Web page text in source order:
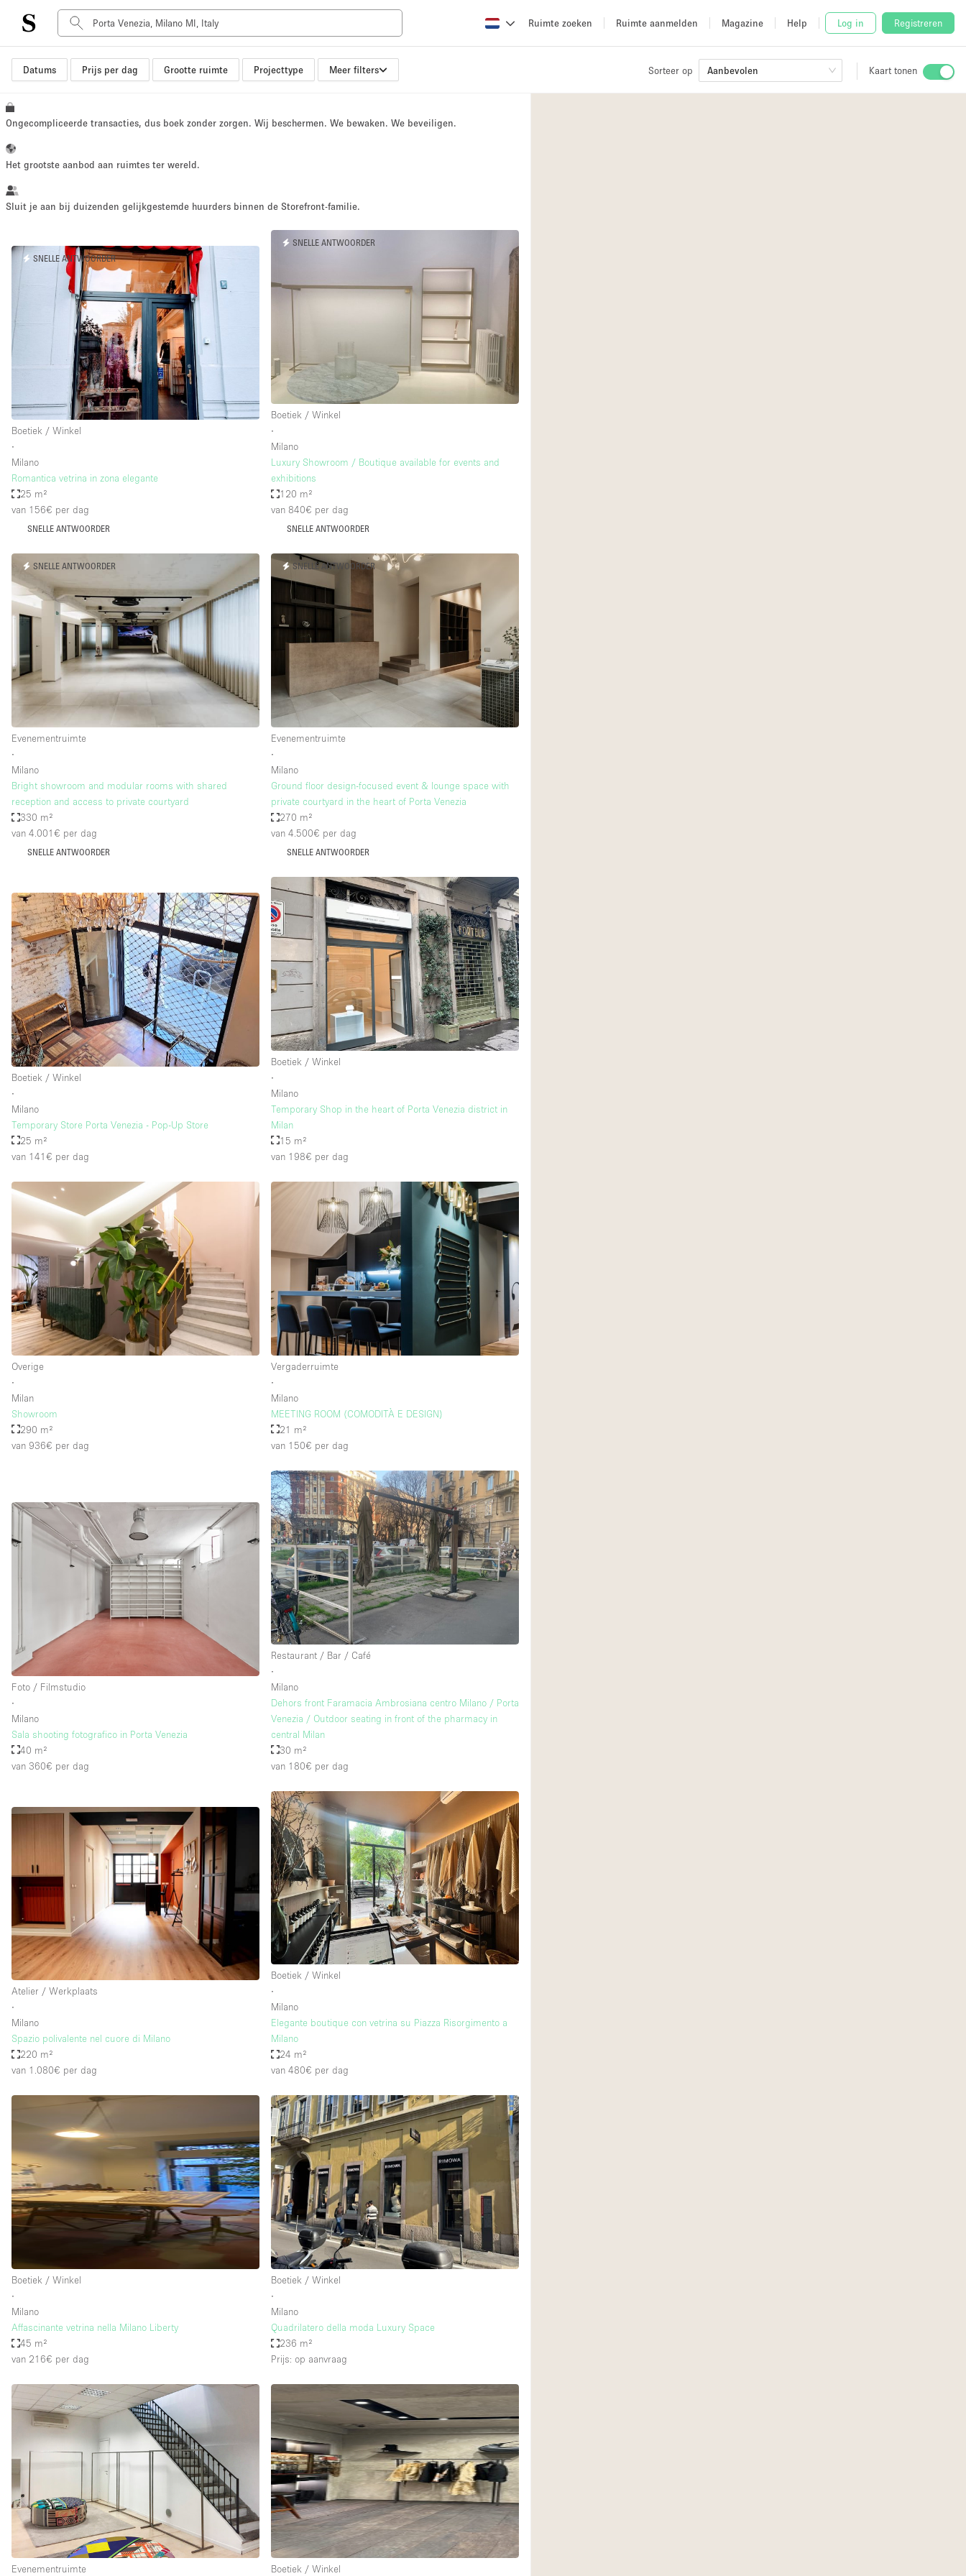
Ruimte zoeken Ruimte aanmelden Magazine Help Log in Registreren
Datums Prijs per dag Grootte ruimte Projecttype Meer filters Sorteer op Aanbevolen Kaart tonen
Type ruimte Advertentieruimte
Boot
Kantoorruimte
Kraampje / Marktkraam
Markt / Festival
Overige
Salon
Vergaderruimte
Winkel delen
Audio- en videoapparatuur
Concierge
Elektriciteit
Grote entree
Industrieel
Kantoorbenodigdheden
Kledingrek
Lift
Privé-parkeerplaats
Schitterend uitzicht
Tuin
Verwarming
Water Access
Verdieping/Toegang: Souterrain
Begane grond straatkant
Terras
Ongecompliceerde transacties, dus boek zonder zorgen. Wij beschermen. We bewaken. We beveiligen.
Het grootste aanbod aan ruimtes ter wereld.
Sluit je aan bij duizenden gelijkgestemde huurders binnen de Storefront-familie.
SNELLE ANTWOORDER
Boetiek / Winkel
∙
Milano
Romantica vetrina in zona elegante
25 m²
van 156€ per dag
SNELLE ANTWOORDER
SNELLE ANTWOORDER
Boetiek / Winkel
∙
Milano
Luxury Showroom / Boutique available for events and
exhibitions
120 m²
van 840€ per dag
SNELLE ANTWOORDER
SNELLE ANTWOORDER
Evenementruimte
∙
Milano
Bright showroom and modular rooms with shared
reception and access to private courtyard
330 m²
van 4.001€ per dag
SNELLE ANTWOORDER
SNELLE ANTWOORDER
Evenementruimte
∙
Milano
Ground floor design-focused event & lounge space with
private courtyard in the heart of Porta Venezia
270 m²
van 4.500€ per dag
SNELLE ANTWOORDER
Boetiek / Winkel
∙
Milano
Temporary Store Porta Venezia - Pop-Up Store
25 m²
van 141€ per dag
Boetiek / Winkel
∙
Milano
Temporary Shop in the heart of Porta Venezia district in
Milan
15 m²
van 198€ per dag
Overige
∙
Milan
Showroom
290 m²
van 936€ per dag
Vergaderruimte
∙
Milano
MEETING ROOM (COMODITÀ E DESIGN)
21 m²
van 150€ per dag
Foto / Filmstudio
∙
Milano
Sala shooting fotografico in Porta Venezia
40 m²
van 360€ per dag
Restaurant / Bar / Café
∙
Milano
Dehors front Faramacia Ambrosiana centro Milano / Porta
Venezia / Outdoor seating in front of the pharmacy in
central Milan
30 m²
van 180€ per dag
Atelier / Werkplaats
∙
Milano
Spazio polivalente nel cuore di Milano
220 m²
van 1.080€ per dag
Boetiek / Winkel
∙
Milano
Elegante boutique con vetrina su Piazza Risorgimento a
Milano
24 m²
van 480€ per dag
Boetiek / Winkel
∙
Milano
Affascinante vetrina nella Milano Liberty
45 m²
van 216€ per dag
Boetiek / Winkel
∙
Milano
Quadrilatero della moda Luxury Space
236 m²
Prijs: op aanvraag
Evenementruimte Boetiek / Winkel